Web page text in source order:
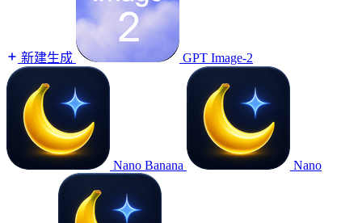
新建生成 GPT Image-2
Nano Banana Nano